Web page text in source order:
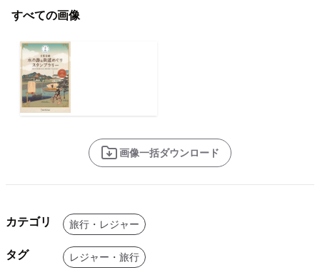
すべての画像
画像一括ダウンロード
カテゴリ 旅行・レジャー
タグ レジャー・旅行